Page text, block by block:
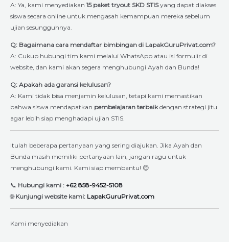
A: Ya, kami menyediakan 15 paket tryout SKD STISyang dapat diakses
siswa secara online untuk mengasah kemampuan mereka sebelum
ujian sesungguhnya.
Q: Bagaimana cara mendaftar bimbingan di LapakGuruPrivat.com?
A: Cukup hubungi tim kami melalui WhatsApp atau isi formulir di
website, dan kami akan segera menghubungi Ayah dan Bunda!
Q: Apakah ada garansi kelulusan?
A: Kami tidak bisa menjamin kelulusan, tetapi kami memastikan
bahwa siswa mendapatkan pembelajaran terbaikdengan strategi jitu
agar lebih siap menghadapi ujian STIS.
Itulah beberapa pertanyaan yang sering diajukan. Jika Ayah dan
Bunda masih memiliki pertanyaan lain, jangan ragu untuk
menghubungi kami. Kami siap membantu! 😊
📞 Hubungi kami : +62 858-9452-5108
🌐Kunjungi website kami: LapakGuruPrivat.com
Kami menyediakan